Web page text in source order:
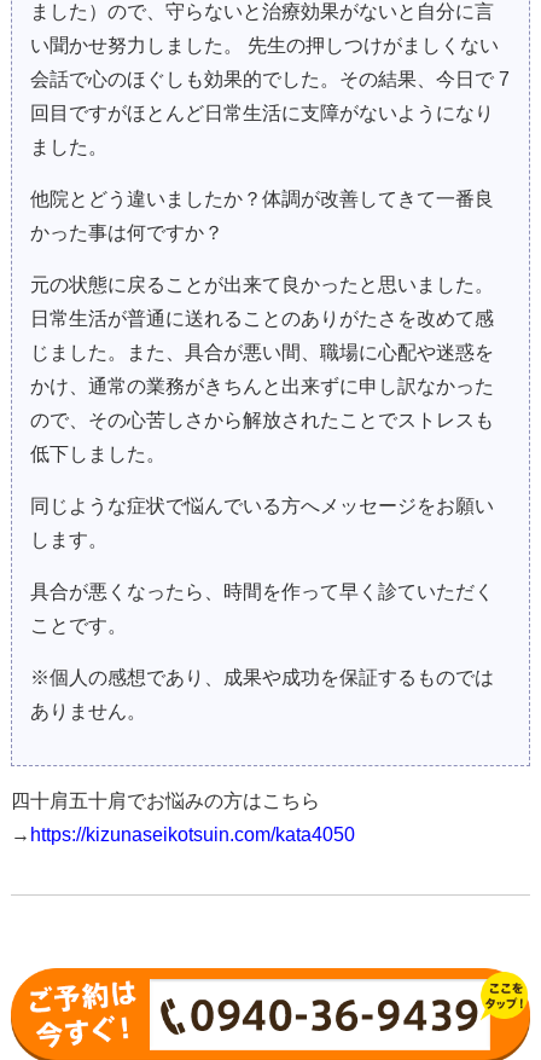
ました）ので、守らないと治療効果がないと自分に言
い聞かせ努力しました。 先生の押しつけがましくない
会話で心のほぐしも効果的でした。その結果、今日で 7
回目ですがほとんど日常生活に支障がないようになり
ました。
他院とどう違いましたか？体調が改善してきて一番良
かった事は何ですか？
元の状態に戻ることが出来て良かったと思いました。
日常生活が普通に送れることのありがたさを改めて感
じました。また、具合が悪い間、職場に心配や迷惑を
かけ、通常の業務がきちんと出来ずに申し訳なかった
ので、その心苦しさから解放されたことでストレスも
低下しました。
同じような症状で悩んでいる方へメッセージをお願い
します。
具合が悪くなったら、時間を作って早く診ていただく
ことです。
※個人の感想であり、成果や成功を保証するものでは
ありません。
四十肩五十肩でお悩みの方はこちら
→ https://kizunaseikotsuin.com/kata4050